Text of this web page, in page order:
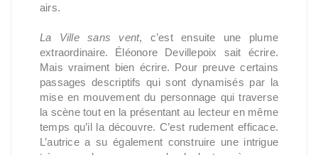
airs.
La Ville sans vent, c’est ensuite une plume
extraordinaire. Éléonore Devillepoix sait écrire.
Mais vraiment bien écrire. Pour preuve certains
passages descriptifs qui sont dynamisés par la
mise en mouvement du personnage qui traverse
la scène tout en la présentant au lecteur en même
temps qu’il la découvre. C’est rudement efficace.
L’autrice a su également construire une intrigue